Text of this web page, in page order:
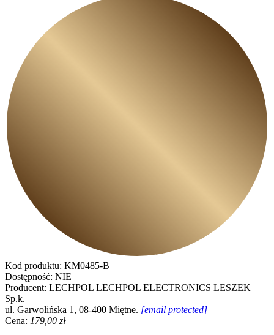
Kod produktu: KM0485-B
Dostępność: NIE
Producent: LECHPOL LECHPOL ELECTRONICS LESZEK
Sp.k.
ul. Garwolińska 1, 08-400 Miętne. [email protected]
Cena: 179,00 zł